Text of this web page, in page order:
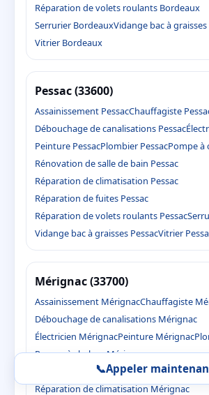
Réparation de volets roulants Bordeaux
Serrurier BordeauxVidange bac à
Vitrier Bordeaux
Pessac (33600)
Assainissement PessacChauffagiste
Débouchage de canalisations Pessac
Peinture PessacPlombier PessacPompe à
Rénovation de salle de bain Pessac
Réparation de climatisation Pessac
Réparation de fuites Pessac
Réparation de volets roulants Pessac
Vidange bac à graisses PessacVitrier
Mérignac (33700)
Assainissement MérignacChauffagiste
Débouchage de canalisations Mérignac
Électricien MérignacPeinture Mérignac
Pompe à chaleur Mérignac
Rénovation de salle de bain Mérignac
Réparation de climatisation Mérignac
📞Appeler